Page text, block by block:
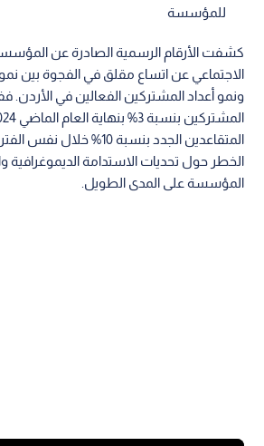
للمؤسسة
كشفت الأرقام الرسمية الصادرة عن
الاجتماعي عن اتساع مقلق في الفجوة بين نمو
ونمو أعداد المشتركين الفعالين في الأردن.
المتقاعدين الجدد بنسبة
الخطر حول تحديات الاستدامة الديموغرافية
المؤسسة على المدى الطويل.